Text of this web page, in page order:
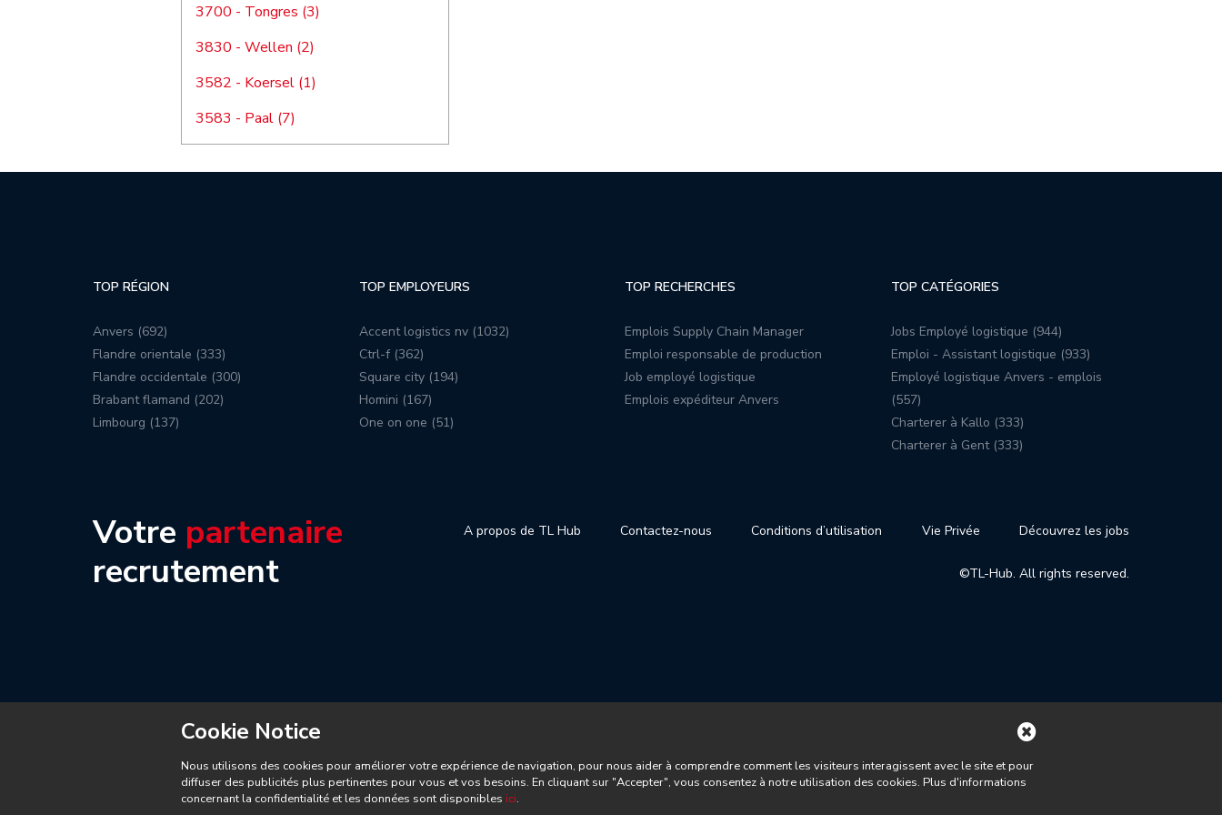
3700 - Tongres (3)
3830 - Wellen (2)
3582 - Koersel (1)
3583 - Paal (7)
TOP RÉGION
Anvers (692)
Flandre orientale (333)
Flandre occidentale (300)
Brabant flamand (202)
Limbourg (137)
TOP EMPLOYEURS
Accent logistics nv (1032)
Ctrl-f (362)
Square city (194)
Homini (167)
One on one (51)
TOP RECHERCHES
Emplois Supply Chain Manager
Emploi responsable de production
Job employé logistique
Emplois expéditeur Anvers
TOP CATÉGORIES
Jobs Employé logistique (944)
Emploi - Assistant logistique (933)
Employé logistique Anvers - emplois
(557)
Charterer à Kallo (333)
Charterer à Gent (333)
A propos de TL Hub Contactez-nous Conditions d’utilisation Vie Privée Découvrez les jobs
©TL-Hub. All rights reserved.
Votre partenaire
recrutement
Cookie Notice
Nous utilisons des cookies pour améliorer votre expérience de navigation, pour nous aider à comprendre comment les visiteurs interagissent avec le site et pour
diffuser des publicités plus pertinentes pour vous et vos besoins. En cliquant sur "Accepter", vous consentez à notre utilisation des cookies. Plus d'informations
concernant la confidentialité et les données sont disponibles ici.